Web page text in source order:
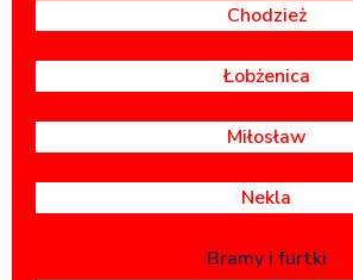
Chodzież
Łobżenica
Miłosław
Nekla
Bramy i furtki